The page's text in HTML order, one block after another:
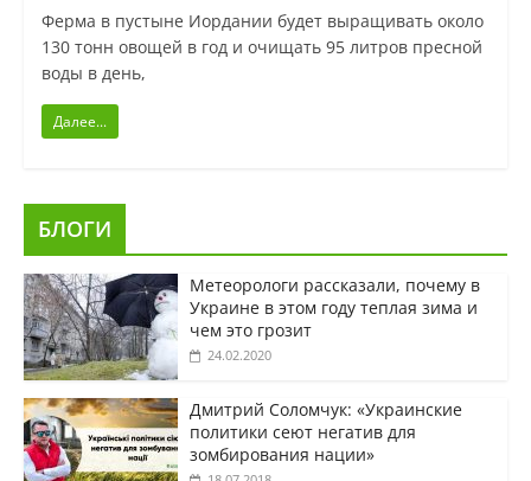
Ферма в пустыне Иордании будет выращивать около
130 тонн овощей в год и очищать 95 литров пресной
воды в день,
Далее...
БЛОГИ
Метеорологи рассказали, почему в
Украине в этом году теплая зима и
чем это грозит
24.02.2020
Дмитрий Соломчук: «Украинские
политики сеют негатив для
зомбирования нации»